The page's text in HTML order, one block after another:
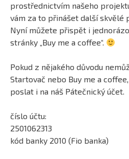
prostřednictvím našeho
vám za to přinášet další skvělé
Nyní můžete přispět i
stránky „Buy me a coffee“.
Pokud z nějakého důvodu
Startovač nebo Buy me a
poslat i na náš Pátečnický účet.
číslo účtu:
2501062313
kód banky 2010 (Fio banka)